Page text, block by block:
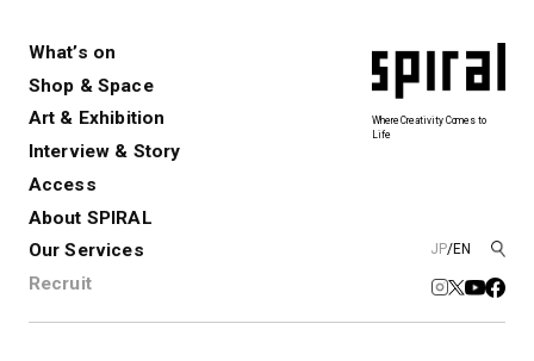
What’s on
Shop & Space
Art & Exhibition
Interview & Story
Access
About SPIRAL
Our Services
Recruit
JP/EN
Where Creativity Comes to
Life
Spiral
Exhibition
展覧会やイベント
演劇やダンス、ライブ公演、イベント
SPIRALのご紹介
レンタルスペース
新卒採用